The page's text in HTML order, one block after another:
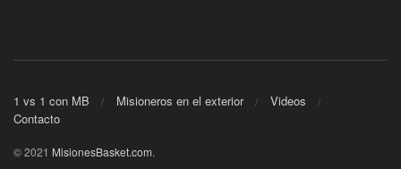
1 vs 1 con MB Misioneros en el exterior
Videos
Contacto
© 2021 MisionesBasket.com.